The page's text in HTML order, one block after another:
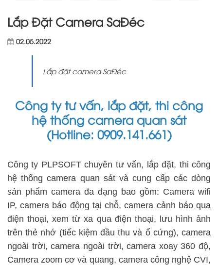
Lắp Đặt Camera SaĐéc
02.05.2022
Lắp đặt camera SaĐéc
Công ty tư vấn, lắp đặt, thi công
hệ thống camera quan sát
(Hotline: 0909.141.661)
Công ty PLPSOFT chuyên tư vấn, lắp đặt, thi công
hệ thống camera quan sát và cung cấp các dòng
sản phẩm camera đa dạng bao gồm: Camera wifi
IP, camera báo động tại chỗ, camera cảnh báo qua
điện thoại, xem từ xa qua điện thoại, lưu hình ảnh
trên thẻ nhớ (tiếc kiệm đầu thu và ổ cứng), camera
ngoài trời, camera ngoài trời, camera xoay 360 độ,
Camera zoom cơ và quang, camera công nghệ CVI,